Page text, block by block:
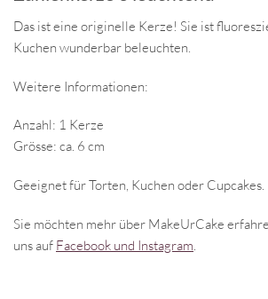
Das ist eine originelle Kerze! Sie ist
Kuchen wunderbar beleuchten.
Weitere Informationen:
Anzahl: 1 Kerze
Grösse: ca. 6 cm
Geeignet für Torten, Kuchen oder Cupcakes.
Sie möchten mehr über MakeUrCake
uns auf Facebook und Instagram.